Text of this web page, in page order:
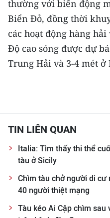
CHUYÊN ĐỀ
CÁC CHUYÊN TRANG
NHÂN DÂN CUỐI TUẦN
NHÂN DÂN HẰNG THÁNG
MUA BÁO
ĐỌC BÁO IN
thường với biển động
Biển Đỏ, đồng thời
các hoạt động hàng hải
Độ cao sóng được dự
Trung Hải và 3-4 mét ở
TIN LIÊN QUAN
Italia: Tìm thấy thi thể
tàu ở Sicily
Chìm tàu chở người di cư
40 người thiệt mạng
Tàu kéo Ai Cập chìm